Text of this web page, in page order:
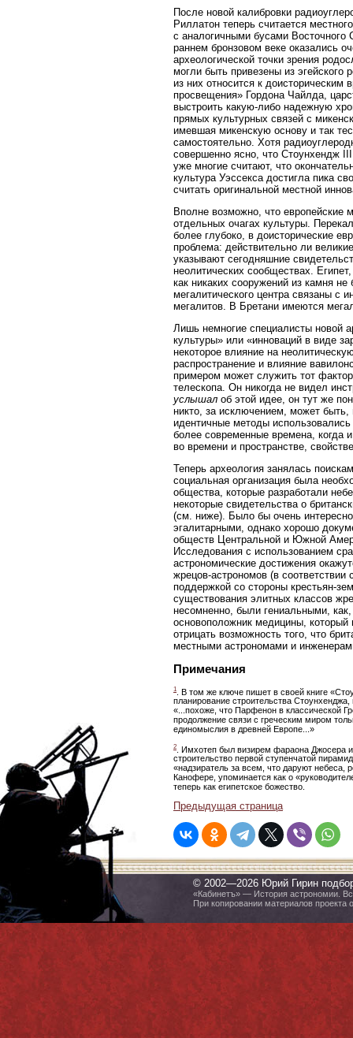
После новой калибровки
Риллатон теперь считается
с аналогичными бусами
раннем бронзовом веке оказались
археологической точки зрения
могли быть привезены из эгейского
из них относится к доисторическим
просвещения» Гордона Чайлда,
выстроить какую-либо надежную
прямых культурных связей с
имевшая микенскую основу и так
самостоятельно. Хотя
совершенно ясно, что Стоунхендж
уже многие считают, что
культура Уэссекса достигла пика
считать оригинальной местной
Вполне возможно, что европейские
отдельных очагах культуры.
более глубоко, в доисторические
проблема: действительно ли
указывают сегодняшние
неолитических сообществах.
как никаких сооружений из камня
мегалитического центра связаны с
мегалитов. В Бретани имеются
Лишь немногие специалисты новой
культуры» или «инноваций в виде
некоторое влияние на
распространение и влияние
примером может служить тот
телескопа. Он никогда не видел
услышал об этой идее, он тут же
никто, за исключением, может быть,
идентичные методы
более современные времена, когда
во времени и пространстве,
Теперь археология занялась
социальная организация была
общества, которые разработали
некоторые свидетельства о
(см. ниже). Было бы очень
эгалитарными, однако хорошо
обществ Центральной и Южной
Исследования с использованием
астрономические достижения
жрецов-астрономов (в
поддержкой со стороны крестьян-
существования элитных классов
несомненно, были гениальными,
основоположник медицины, который
отрицать возможность того, что
местными астрономами и
Примечания
1
. В том же ключе пишет в своей книге
планирование строительства
«...похоже, что Парфенон в классической
продолжение связи с греческим миром
единомыслия в древней Европе...»
2
. Имхотеп был визирем фараона Джосера
строительство первой ступенчатой
«надзиратель за всем, что даруют небеса,
Канофере, упоминается как о
теперь как египетское божество.
Предыдущая страница
© 2002—2026 Юрий Гирин
«Кабинетъ» — История астрономии.
При копировании материалов проекта